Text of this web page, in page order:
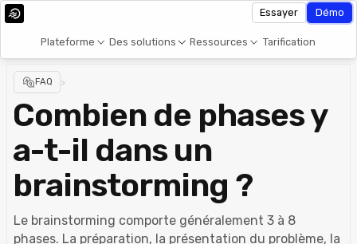
Plateforme Des solutions Ressources Tarification
Essayer Démo
FAQ >
Combien de phases y
a-t-il dans un
brainstorming ?
Le brainstorming comporte généralement 3 à 8
phases. La préparation, la présentation du problème, la